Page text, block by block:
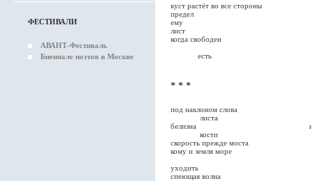
ФЕСТИВАЛИ
АВАНТ-Фестиваль
Биеннале поэтов в Москве
куст растёт во все стороны
предел
лист
когда свободен и от
есть
* * *
под наклоном слова
листа
белизна из текущих
кости
скорость прежде
кому и земля море
уходить
спеющая